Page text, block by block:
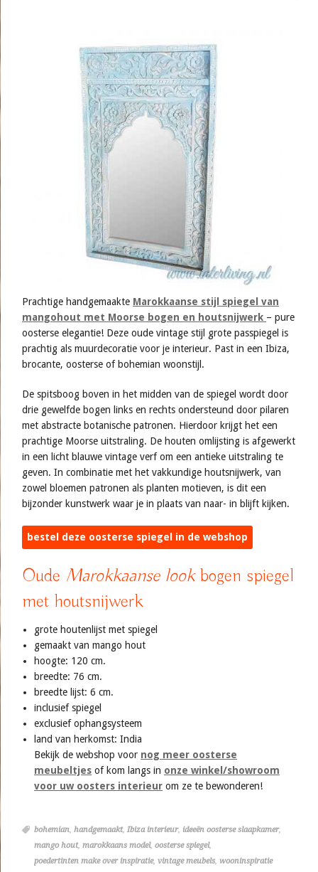
Prachtige handgemaakte Marokkaanse stijl spiegel van
mangohout met Moorse bogen en houtsnijwerk – pure
oosterse elegantie! Deze oude vintage stijl grote passpiegel is
prachtig als muurdecoratie voor je interieur. Past in een Ibiza,
brocante, oosterse of bohemian woonstijl.
De spitsboog boven in het midden van de spiegel wordt door
drie gewelfde bogen links en rechts ondersteund door pilaren
met abstracte botanische patronen. Hierdoor krijgt het een
prachtige Moorse uitstraling. De houten omlijsting is afgewerkt
in een licht blauwe vintage verf om een antieke uitstraling te
geven. In combinatie met het vakkundige houtsnijwerk, van
zowel bloemen patronen als planten motieven, is dit een
bijzonder kunstwerk waar je in plaats van naar- in blijft kijken.
bestel deze oosterse spiegel in de webshop
Oude Marokkaanse lookbogen spiegel
met houtsnijwerk
grote houtenlijst met spiegel
gemaakt van mango hout
hoogte: 120 cm.
breedte: 76 cm.
breedte lijst: 6 cm.
inclusief spiegel
exclusief ophangsysteem
land van herkomst: India
Bekijk de webshop voor nog meer oosterse
meubeltjes of kom langs in onze winkel/showroom
voor uw oosters interieur om ze te bewonderen!
bohemian, handgemaakt, Ibiza interieur, ideeën oosterse slaapkamer,
mango hout, marokkaans model, oosterse spiegel,
poedertinten make over inspiratie, vintage meubels, wooninspiratie